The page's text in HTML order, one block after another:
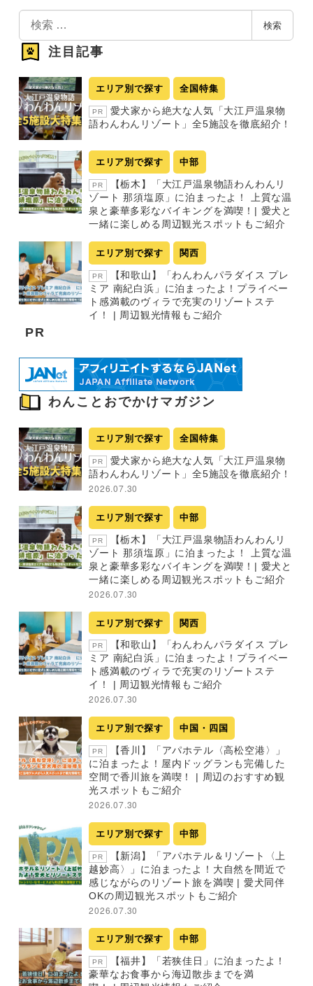
索
検索
注目記事
エリア別で探す 全国特集
PR
愛犬家から絶大な人気「大江戸温泉物
語わんわんリゾート」全5施設を徹底紹介！
エリア別で探す 中部
PR
【栃木】「大江戸温泉物語わんわんリ
ゾート 那須塩原」に泊まったよ！ 上質な温
泉と豪華多彩なバイキングを満喫！| 愛犬と
一緒に楽しめる周辺観光スポットもご紹介
エリア別で探す 関西
PR
【和歌山】「わんわんパラダイス プレ
ミア 南紀白浜」に泊まったよ！プライベー
ト感満載のヴィラで充実のリゾートステ
イ！ | 周辺観光情報もご紹介
PR
わんことおでかけマガジン
エリア別で探す 全国特集
PR
愛犬家から絶大な人気「大江戸温泉物
語わんわんリゾート」全5施設を徹底紹介！
2026.07.30
エリア別で探す 中部
PR
【栃木】「大江戸温泉物語わんわんリ
ゾート 那須塩原」に泊まったよ！ 上質な温
泉と豪華多彩なバイキングを満喫！| 愛犬と
一緒に楽しめる周辺観光スポットもご紹介
2026.07.30
エリア別で探す 関西
PR
【和歌山】「わんわんパラダイス プレ
ミア 南紀白浜」に泊まったよ！プライベー
ト感満載のヴィラで充実のリゾートステ
イ！ | 周辺観光情報もご紹介
2026.07.30
エリア別で探す 中国・四国
PR
【香川】「アパホテル〈高松空港〉」
に泊まったよ！屋内ドッグランも完備した
空間で香川旅を満喫！ | 周辺のおすすめ観
光スポットもご紹介
2026.07.30
エリア別で探す 中部
PR
【新潟】「アパホテル＆リゾート〈上
越妙高〉」に泊まったよ！大自然を間近で
感じながらのリゾート旅を満喫 | 愛犬同伴
OKの周辺観光スポットもご紹介
2026.07.30
エリア別で探す 中部
PR
【福井】「若狭佳日」に泊まったよ！
豪華なお食事から海辺散歩までを満